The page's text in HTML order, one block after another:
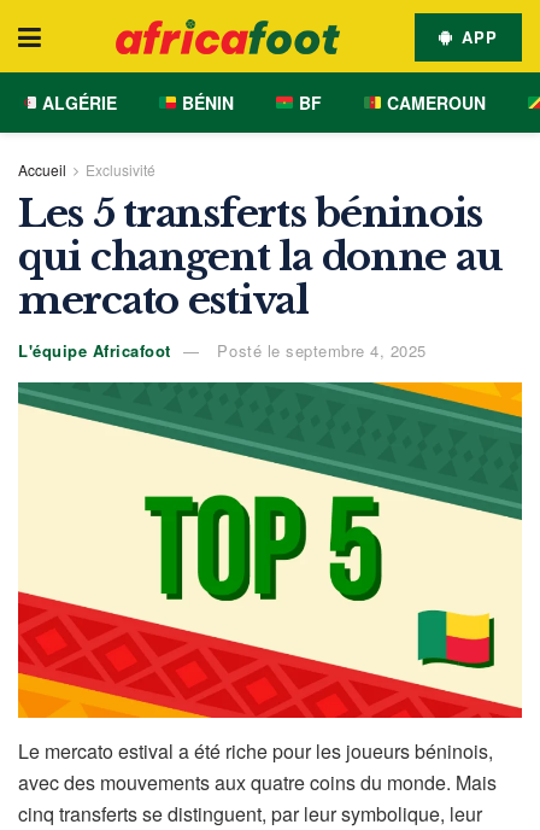
APP
ALGÉRIE BÉNIN BF CAMEROUN
Accueil Exclusivité
Les 5 transferts béninois
qui changent la donne au
mercato estival
L'équipe Africafoot Posté le septembre 4, 2025
Le mercato estival a été riche pour les joueurs béninois,
avec des mouvements aux quatre coins du monde. Mais
cinq transferts se distinguent, par leur symbolique, leur